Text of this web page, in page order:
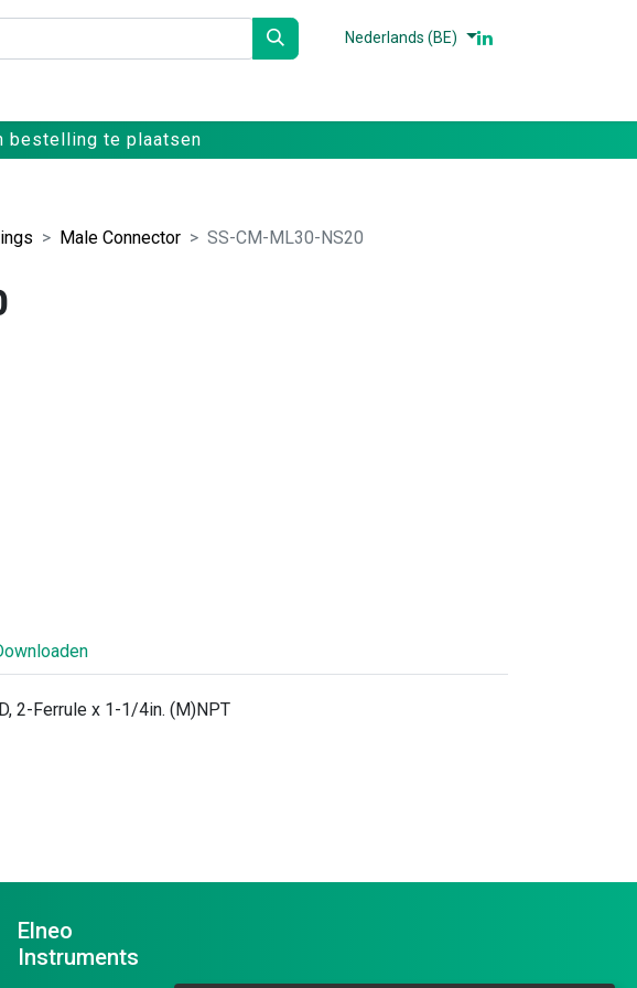
Nederlands (BE)
bestelling te plaatsen
Male Connector SS-CM-ML30-NS20
2-Ferrule x 1-1/4in. (M)NPT
Elneo
Instruments